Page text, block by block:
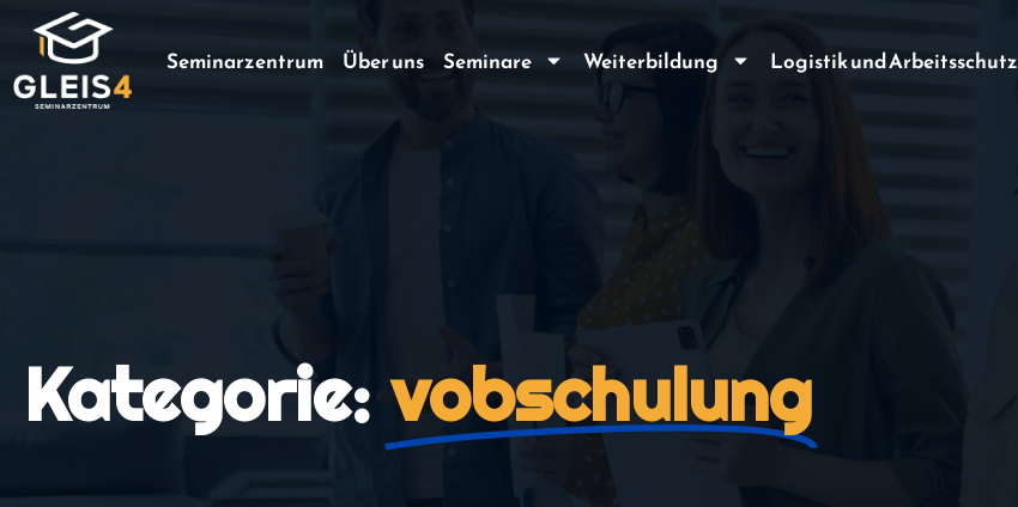
Seminarzentrum Über uns Seminare Weiterbildung Logistik und Arbeitsschutz
Kategorie: vobschulung